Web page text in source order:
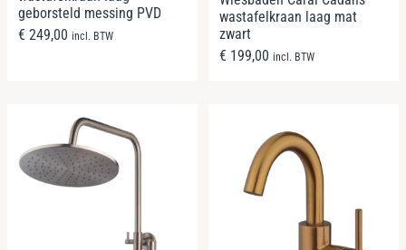
geborsteld messing PVD
€ 249,00 incl. BTW
wastafelkraan laag mat
zwart
€ 199,00 incl. BTW